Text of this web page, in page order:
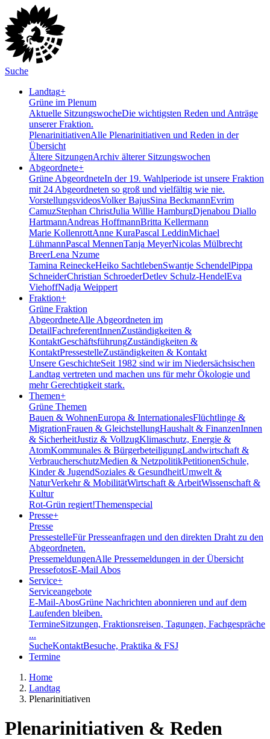
Suche
Landtag+
Grüne im Plenum
Aktuelle SitzungswocheDie wichtigsten Reden und Anträge
unserer Fraktion.
PlenarinitiativenAlle Plenarinitiativen und Reden in der
Übersicht
Ältere SitzungenArchiv älterer Sitzungswochen
Abgeordnete+
Grüne AbgeordneteIn der 19. Wahlperiode ist unsere Fraktion
mit 24 Abgeordneten so groß und vielfältig wie nie.
VorstellungsvideosVolker BajusSina BeckmannEvrim
CamuzStephan ChristJulia Willie HamburgDjenabou Diallo
HartmannAndreas HoffmannBritta Kellermann
Marie KollenrottAnne KuraPascal LeddinMichael
LühmannPascal MennenTanja MeyerNicolas Mülbrecht
BreerLena Nzume
Tamina ReineckeHeiko SachtlebenSwantje SchendelPippa
SchneiderChristian SchroederDetlev Schulz-HendelEva
ViehoffNadja Weippert
Fraktion+
Grüne Fraktion
AbgeordneteAlle Abgeordneten im
DetailFachreferentInnenZuständigkeiten &
KontaktGeschäftsführungZuständigkeiten &
KontaktPressestelleZuständigkeiten & Kontakt
Unsere GeschichteSeit 1982 sind wir im Nieder­sächsischen
Landtag vertreten und machen uns für mehr Ökologie und
mehr Gerechtigkeit stark.
Themen+
Grüne Themen
Bauen & WohnenEuropa & InternationalesFlüchtlinge &
MigrationFrauen & GleichstellungHaushalt & FinanzenInnen
& SicherheitJustiz & VollzugKlimaschutz, Energie &
AtomKommunales & BürgerbeteiligungLandwirtschaft &
VerbraucherschutzMedien & NetzpolitikPetitionenSchule,
Kinder & JugendSoziales & GesundheitUmwelt &
NaturVerkehr & MobilitätWirtschaft & ArbeitWissenschaft &
Kultur
Rot-Grün regiert!Themenspecial
Presse+
Presse
PressestelleFür Presseanfragen und den direkten Draht zu den
Abgeordneten.
PressemeldungenAlle Pressemeldungen in der Übersicht
PressefotosE-Mail Abos
Service+
Serviceangebote
E-Mail-AbosGrüne Nachrichten abonnieren und auf dem
Laufenden bleiben.
TermineSitzungen, Fraktionsreisen, Tagungen, Fachgespräche
...
SucheKontaktBesuche, Praktika & FSJ
Termine
Home
Landtag
Plenarinitiativen
Plenarinitiativen & Reden